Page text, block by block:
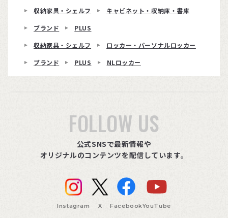
収納家具・シェルフ
キャビネット・収納庫・書庫
ブランド
PLUS
収納家具・シェルフ
ロッカー・パーソナルロッカー
ブランド
PLUS NLロッカー
FOLLOW US
公式SNSで最新情報や
オリジナルのコンテンツを配信しています。
Instagram X FacebookYouTube